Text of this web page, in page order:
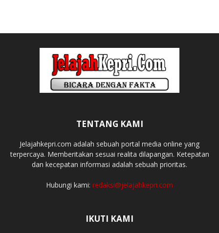
TENTANG KAMI
Jelajahkepri.com adalah sebuah portal media online yang
terpercaya. Memberitakan sesuai realita dilapangan. Ketepatan
dan kecepatan informasi adalah sebuah prioritas.
Hubungi kami: redaksi@jelajahkepri.com
IKUTI KAMI